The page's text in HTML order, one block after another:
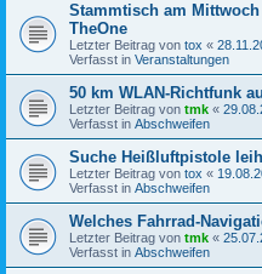
Stammtisch am Mittwoch
TheOne
Letzter Beitrag von tox «
Verfasst in Veranstaltungen
50 km WLAN-Richtfunk
Letzter Beitrag von tmk «
Verfasst in Abschweifen
Suche Heißluftpistole
Letzter Beitrag von tox «
Verfasst in Abschweifen
Welches Fahrrad-
Letzter Beitrag von tmk «
Verfasst in Abschweifen